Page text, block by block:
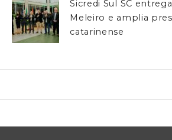
Sicredi Sul SC
Meleiro e amplia
catarinense